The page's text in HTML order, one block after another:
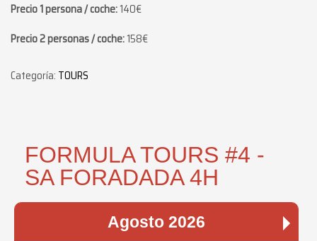
Precio 1 persona / coche:140€
Precio 2 personas / coche:158€
Categoría: TOURS